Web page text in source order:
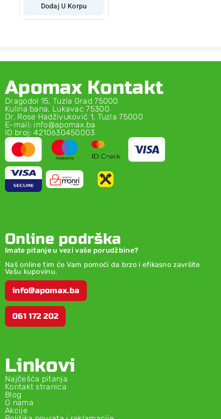
Dodaj U Korpu
Apomax Kontakt
Dragodol 15, Tuzla Grad 75000
Kulina bana, Lukavac 75300
Dr. Rose Hadživuković 1, Tuzla 75000
E-mail: info@apomax.ba
ID broj: 4210630450003
Online podrška
Imate pitanje u vezi vaše porudžbine?
Naš online tim će Vam pomoći da brzo i efikasno završite
Vašu kupovinu.
info@apomax.ba
061 172 202
Linkovi
Najčešća pitanja
Kontakt stranica
Blog
O nama
Akcije